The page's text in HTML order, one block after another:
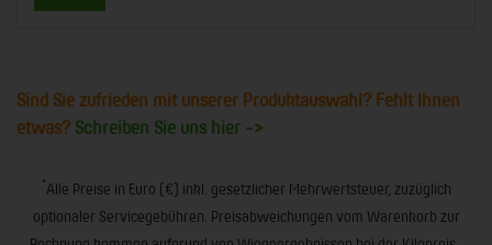
Sind Sie zufrieden mit unserer Produktauswahl? Fehlt Ihnen
etwas? Schreiben Sie uns hier ->
*Alle Preise in Euro (€) inkl. gesetzlicher Mehrwertsteuer, zuzüglich
optionaler Servicegebühren. Preisabweichungen vom Warenkorb zur